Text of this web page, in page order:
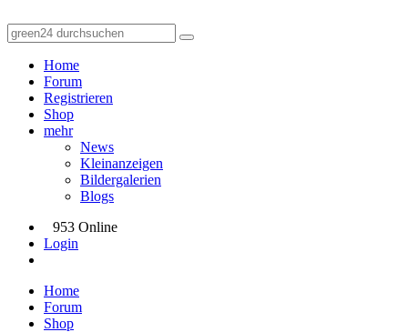
Home
Forum
Registrieren
Shop
mehr
News
Kleinanzeigen
Bildergalerien
Blogs
953 Online
Login
Home
Forum
Shop